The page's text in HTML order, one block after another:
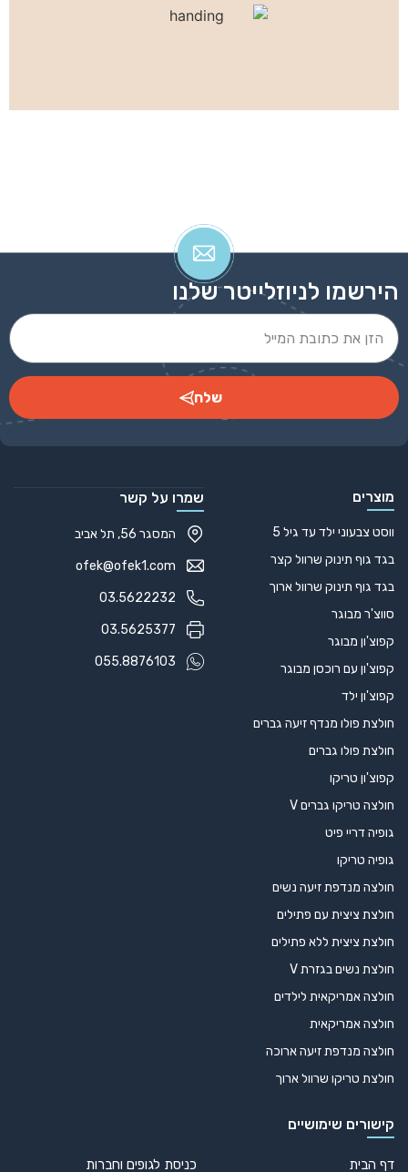
הירשמו לניוזלייטר שלנו
שלח
מוצרים
ווסט צבעוני ילד עד גיל 5
בגד גוף תינוק שרוול קצר
בגד גוף תינוק שרוול ארוך
סווצ'ר מבוגר
קפוצ'ון מבוגר
קפוצ'ון עם רוכסן מבוגר
קפוצ'ון ילד
חולצת פולו מנדף זיעה גברים
חולצת פולו גברים
קפוצ'ון טריקו
חולצה טריקו גברים V
גופיה דריי פיט
גופיה טריקו
חולצה מנדפת זיעה נשים
חולצת ציצית עם פתילים
חולצת ציצית ללא פתילים
חולצת נשים בגזרת V
חולצה אמריקאית לילדים
חולצה אמריקאית
חולצה מנדפת זיעה ארוכה
חולצת טריקו שרוול ארוך
קישורים שימושיים
דף הבית כניסת לגופים וחברות
שמרו על קשר
המסגר 56, תל אביב
ofek@ofek1.com
03.5622232
03.5625377
055.8876103